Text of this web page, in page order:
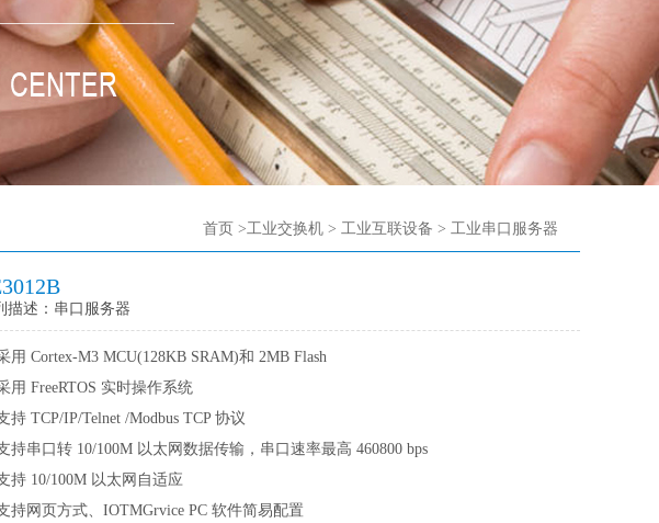
首页 >工业交换机 > 工业互联设备 > 工业串口服务器
描述：串口服务器
用 Cortex-M3 MCU(128KB SRAM)和 2MB Flash
用 FreeRTOS 实时操作系统
持 TCP/IP/Telnet /Modbus TCP 协议
持串口转 10/100M 以太网数据传输，串口速率最高 460800 bps
持 10/100M 以太网自适应
持网页方式、IOTMGrvice PC 软件简易配置